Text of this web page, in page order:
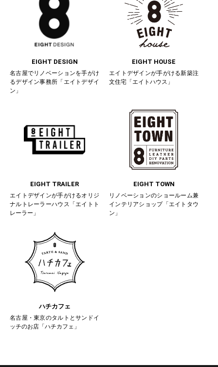
EIGHT DESIGN
名古屋でリノベーションを手がけ
るデザイン事務所「エイトデザイ
ン」
EIGHT HOUSE
エイトデザインが手がける新築注
文住宅「エイトハウス」
EIGHT TRAILER
エイトデザインが手がけるオリジ
ナルトレーラーハウス「エイトト
レーラー」
EIGHT TOWN
リノベーションのショールーム兼
インテリアショップ「エイトタウ
ン」
ハチカフェ
名古屋・東京のタルトとサンドイ
ッチのお店「ハチカフェ」